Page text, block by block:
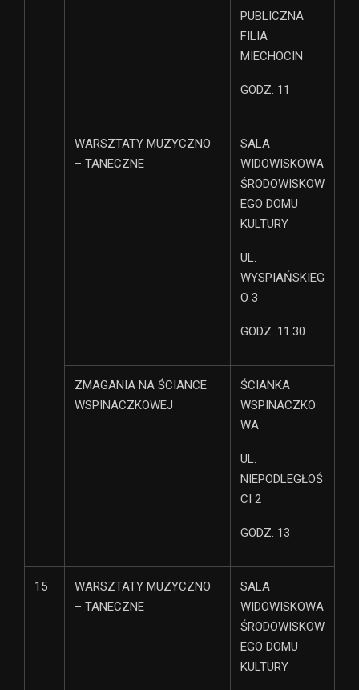
PUBLICZNA
FILIA
MIECHOCIN
GODZ. 11
WARSZTATY MUZYCZNO
– TANECZNE
SALA
WIDOWISKOWA
ŚRODOWISKOW
EGO DOMU
KULTURY
UL.
WYSPIAŃSKIEG
O 3
GODZ. 11.30
ZMAGANIA NA ŚCIANCE
WSPINACZKOWEJ
ŚCIANKA
WSPINACZKO
WA
UL.
NIEPODLEGŁOŚ
CI 2
GODZ. 13
15
WARSZTATY MUZYCZNO
– TANECZNE
SALA
WIDOWISKOWA
ŚRODOWISKOW
EGO DOMU
KULTURY